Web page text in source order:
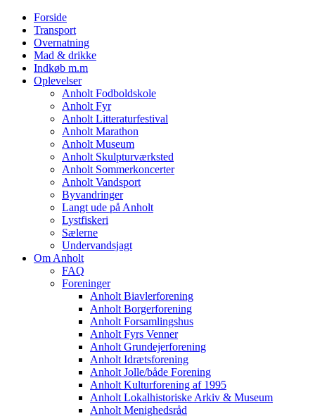
Forside
Transport
Overnatning
Mad & drikke
Indkøb m.m
Oplevelser
Anholt Fodboldskole
Anholt Fyr
Anholt Litteraturfestival
Anholt Marathon
Anholt Museum
Anholt Skulpturværksted
Anholt Sommerkoncerter
Anholt Vandsport
Byvandringer
Langt ude på Anholt
Lystfiskeri
Sælerne
Undervandsjagt
Om Anholt
FAQ
Foreninger
Anholt Biavlerforening
Anholt Borgerforening
Anholt Forsamlingshus
Anholt Fyrs Venner
Anholt Grundejerforening
Anholt Idrætsforening
Anholt Jolle/både Forening
Anholt Kulturforening af 1995
Anholt Lokalhistoriske Arkiv & Museum
Anholt Menighedsråd